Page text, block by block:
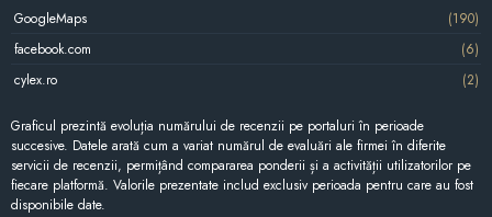
GoogleMaps
(190)
facebook.com
(6)
cylex.ro
(2)
Graficul prezintă evoluția numărului de recenzii pe portaluri în perioade
succesive. Datele arată cum a variat numărul de evaluări ale firmei în diferite
servicii de recenzii, permițând compararea ponderii și a activității utilizatorilor pe
fiecare platformă. Valorile prezentate includ exclusiv perioada pentru care au fost
disponibile date.